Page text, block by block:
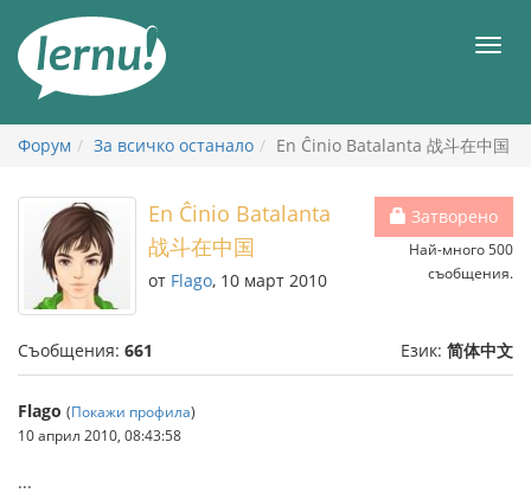
съдържанието
Форум За всичко останало En Ĉinio Batalanta 战斗在中国
Затворено
Най-много 500
съобщения.
En Ĉinio Batalanta
战斗在中国
от Flago, 10 март 2010
Съобщения: 661 Език: 简体中文
Flago (Покажи профила)
10 април 2010, 08:43:58
...